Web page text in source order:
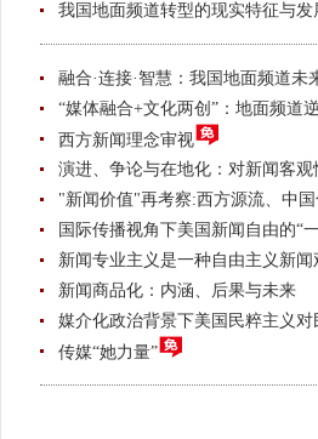
我国地面频道转型的现实特征与发
融合·连接·智慧：我国地面频道未
“媒体融合+文化两创”：地面频道
西方新闻理念审视
演进、争论与在地化：对新闻客观
"新闻价值"再考察:西方源流、中
国际传播视角下美国新闻自由的“
新闻专业主义是一种自由主义新闻
新闻商品化：内涵、后果与未来
媒介化政治背景下美国民粹主义
传媒“她力量”